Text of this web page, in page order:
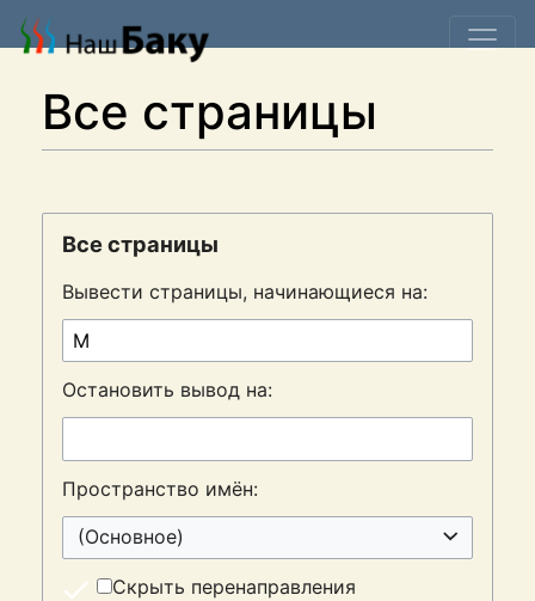
Все страницы
Все страницы
Вывести страницы, начинающиеся на:
Остановить вывод на:
Пространство имён:
(Основное)
Скрыть перенаправления